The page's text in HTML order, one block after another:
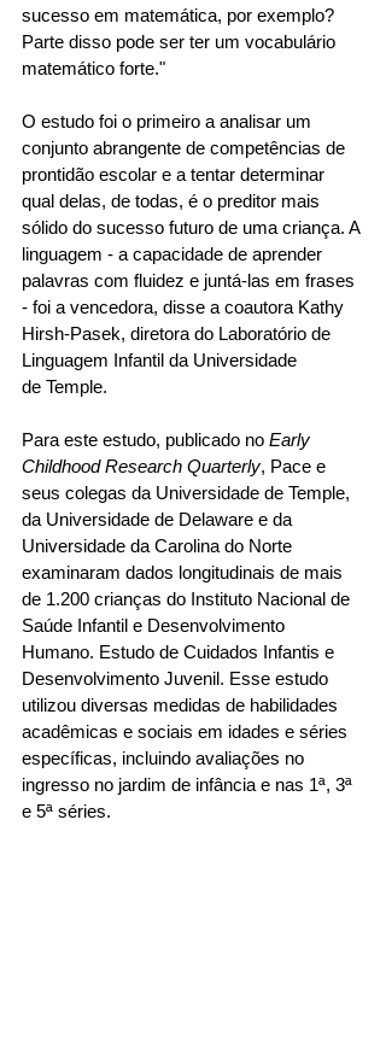
sucesso em matemática, por exemplo?
Parte disso pode ser ter um vocabulário
matemático forte."
O estudo foi o primeiro a analisar um
conjunto abrangente de competências de
prontidão escolar e a tentar determinar
qual delas, de todas, é o preditor mais
sólido do sucesso futuro de uma criança. A
linguagem - a capacidade de aprender
palavras com fluidez e juntá-las em frases
- foi a vencedora, disse a coautora Kathy
Hirsh-Pasek, diretora do Laboratório de
Linguagem Infantil da Universidade
de Temple.
Para este estudo, publicado no Early
Childhood Research Quarterly, Pace e
seus colegas da Universidade de Temple,
da Universidade de Delaware e da
Universidade da Carolina do Norte
examinaram dados longitudinais de mais
de 1.200 crianças do Instituto Nacional de
Saúde Infantil e Desenvolvimento
Humano. Estudo de Cuidados Infantis e
Desenvolvimento Juvenil. Esse estudo
utilizou diversas medidas de habilidades
acadêmicas e sociais em idades e séries
específicas, incluindo avaliações no
ingresso no jardim de infância e nas 1ª, 3ª
e 5ª séries.